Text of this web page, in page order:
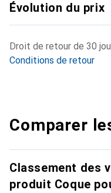
Évolution du prix
Droit de retour de 30
Conditions de retour
Comparer
Classement des
produit Coque